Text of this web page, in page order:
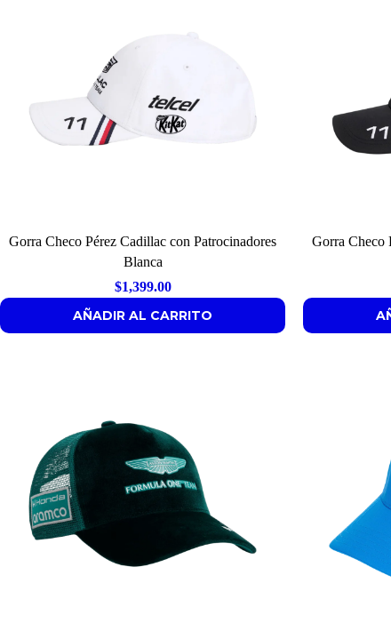
Gorra Checo Pérez Cadillac con Patrocinadores
Blanca
$1,399.00
AÑADIR AL CARRITO
Gorra Checo